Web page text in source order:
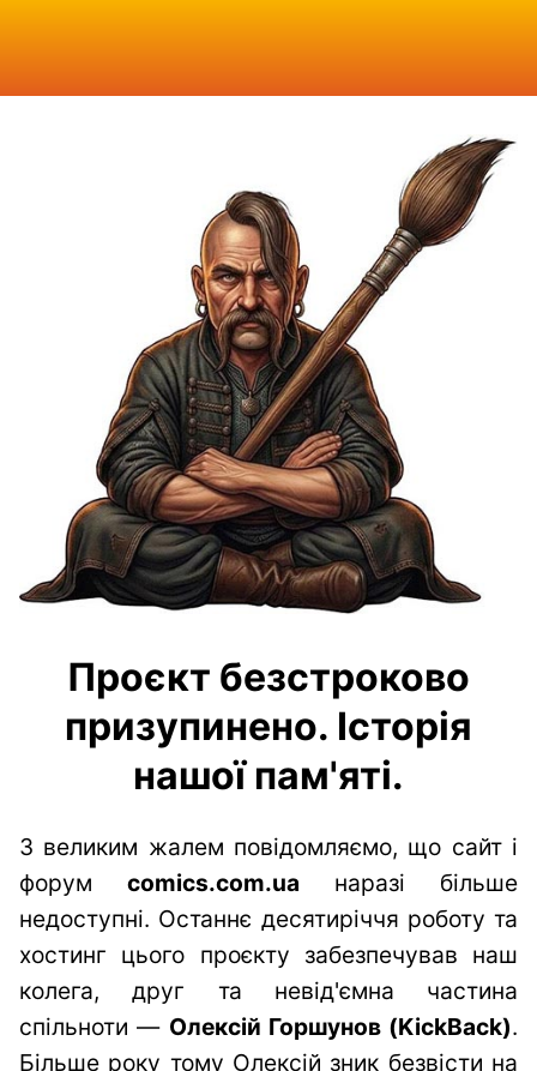
Проєкт безстроково
призупинено. Історія
нашої пам'яті.
З великим жалем повідомляємо, що сайт і
форум comics.com.ua наразі більше
недоступні. Останнє десятиріччя роботу та
хостинг цього проєкту забезпечував наш
колега, друг та невід'ємна частина
спільноти — Олексій Горшунов (KickBack).
Більше року тому Олексій зник безвісти на